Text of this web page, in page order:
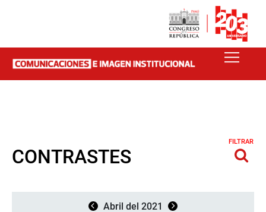
CONTRASTES
FILTRAR
Abril del 2021